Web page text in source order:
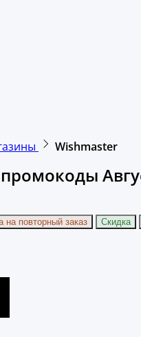
Wishmaster
на повторный заказ Скидка